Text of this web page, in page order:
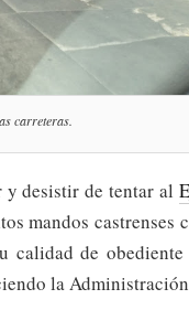
carreteras.
y desistir de tentar al
mandos castrenses
calidad de
la